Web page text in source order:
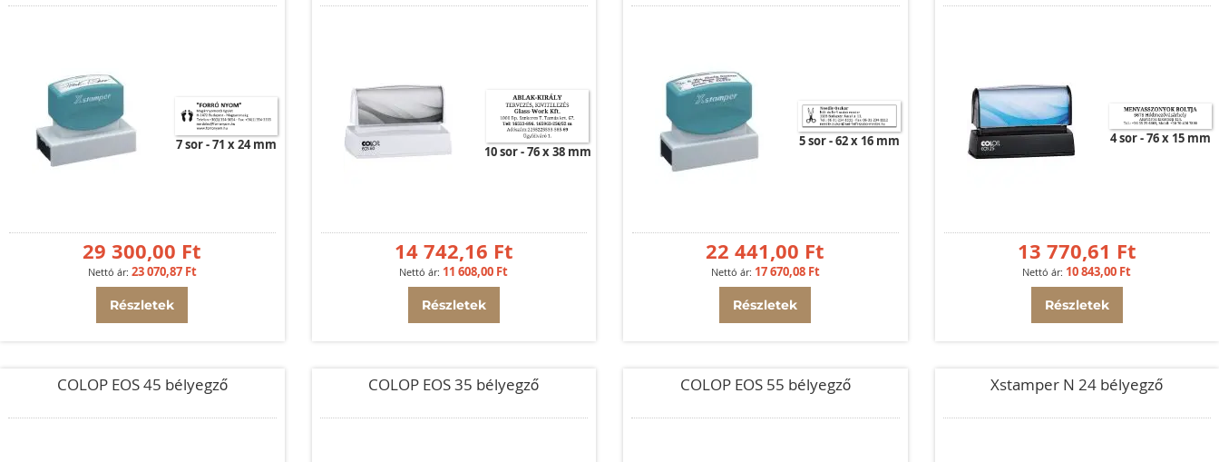
7 sor 71 x 24 mm
29 300,00 Ft
23 070,87 Ft
Részletek
10 sor 76 x 38 mm
14 742,16 Ft
11 608,00 Ft
Részletek
5 sor 62 x 16 mm
22 441,00 Ft
17 670,08 Ft
Részletek
4 sor 76 x 15 mm
13 770,61 Ft
10 843,00 Ft
Részletek
COLOP EOS 45 bélyegző COLOP EOS 35 bélyegző COLOP EOS 55 bélyegző Xstamper N 24 bélyegző